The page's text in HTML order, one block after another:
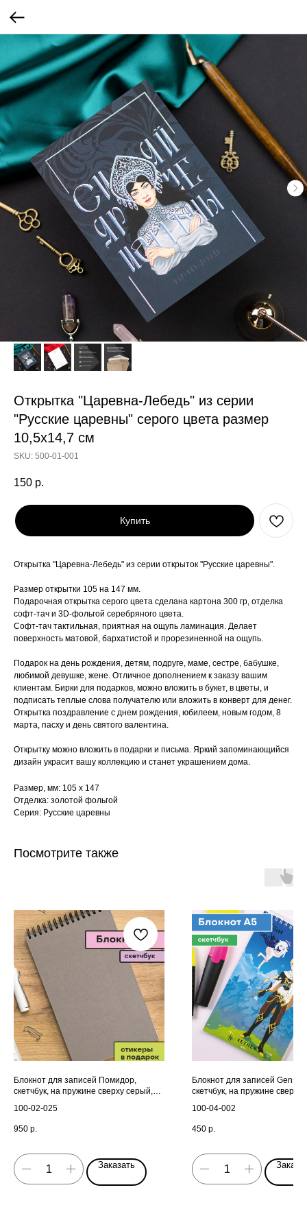
Открытка "Царевна-Лебедь" из серии
"Русские царевны" серого цвета размер
10,5х14,7 см
SKU: 500-01-001
150 р.
Купить
Открытка "Царевна-Лебедь" из серии открыток "Русские царевны".
Размер открытки 105 на 147 мм.
Подарочная открытка серого цвета сделана картона 300 гр, отделка
софт-тач и 3D-фольгой серебряного цвета.
Софт-тач тактильная, приятная на ощупь ламинация. Делает
поверхность матовой, бархатистой и прорезиненной на ощупь.
Подарок на день рождения, детям, подруге, маме, сестре, бабушке,
любимой девушке, жене. Отличное дополнением к заказу вашим
клиентам. Бирки для подарков, можно вложить в букет, в цветы, и
подписать теплые слова получателю или вложить в конверт для денег.
Открытка поздравление с днем рождения, юбилеем, новым годом, 8
марта, пасху и день святого валентина.
Открытку можно вложить в подарки и письма. Яркий запоминающийся
дизайн украсит вашу коллекцию и станет украшением дома.
Размер, мм: 105 х 147
Отделка: золотой фольгой
Серия: Русские царевны
Посмотрите также
Блокнот для записей Помидор,
скетчбук, на пружине сверху серый,
100-02-025
950 р.
Заказать
Блокнот для записей
скетчбук, на пружине сверху
100-04-002
450 р.